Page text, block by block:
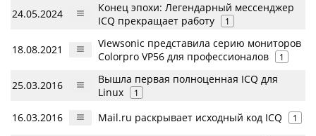
24.05.2024
Конец эпохи: Легендарный мессенджер
ICQ прекращает работу
1
18.08.2021
Viewsonic представила серию мониторов
Colorpro VP56 для профессионалов
1
25.03.2016
Вышла первая полноценная ICQ для
Linux
1
16.03.2016 Mail.ru раскрывает исходный код ICQ 1